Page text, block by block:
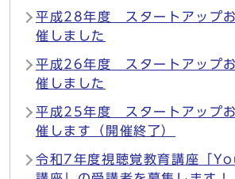
平成28年度 スタートアップお
催しました
平成26年度 スタートアップお
催しました
平成25年度 スタートアップお
催します（開催終了）
令和7年度視聴覚教育講座「